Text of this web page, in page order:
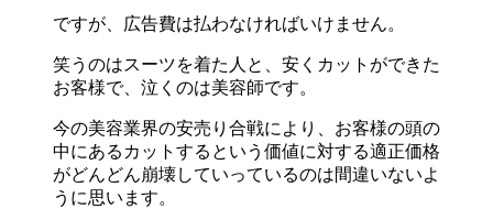
ですが、広告費は払わなければいけません。
笑うのはスーツを着た人と、安くカットができた
お客様で、泣くのは美容師です。
今の美容業界の安売り合戦により、お客様の頭の
中にあるカットするという価値に対する適正価格
がどんどん崩壊していっているのは間違いないよ
うに思います。